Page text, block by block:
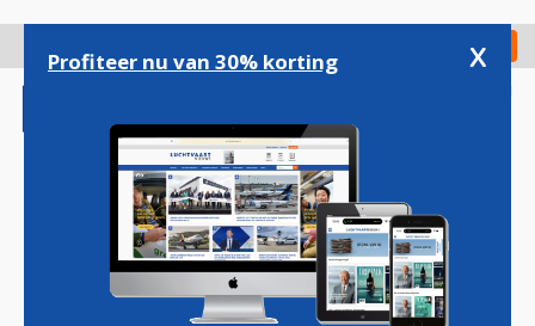
gaan
Check in
Magazine Podcasts Vacatures
Profiteer nu van 30% korting x